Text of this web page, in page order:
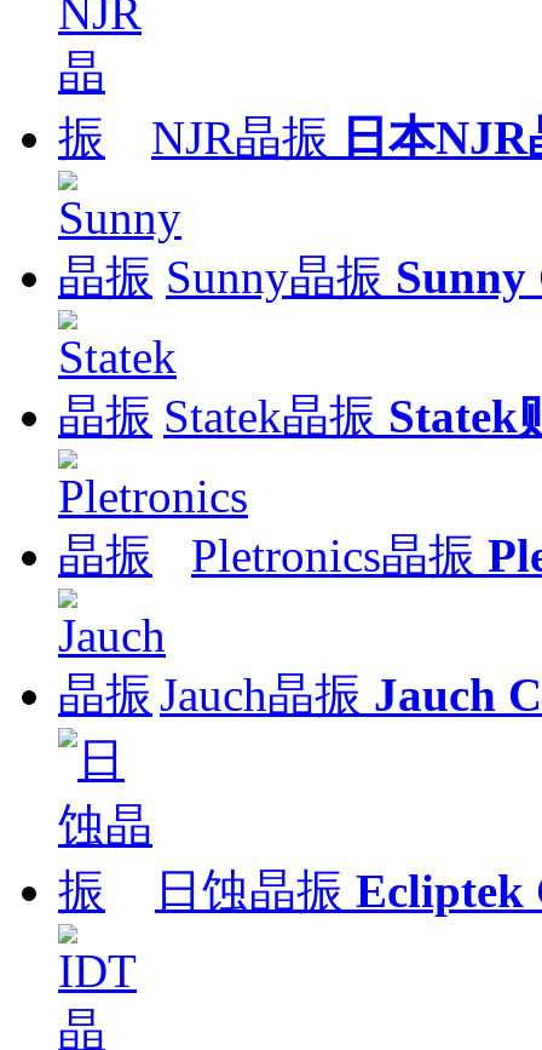
NJR晶振 日本
Sunny晶振
Statek晶振 Statek
Pletronics晶振
Jauch晶振 Jauch
日蚀晶振 Ecliptek